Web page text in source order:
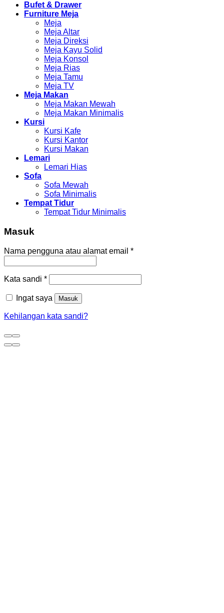
Bufet & Drawer
Furniture Meja
Meja
Meja Altar
Meja Direksi
Meja Kayu Solid
Meja Konsol
Meja Rias
Meja Tamu
Meja TV
Meja Makan
Meja Makan Mewah
Meja Makan Minimalis
Kursi
Kursi Kafe
Kursi Kantor
Kursi Makan
Lemari
Lemari Hias
Sofa
Sofa Mewah
Sofa Minimalis
Tempat Tidur
Tempat Tidur Minimalis
Masuk
Nama pengguna atau alamat email *
Kata sandi *
Ingat saya Masuk
Kehilangan kata sandi?